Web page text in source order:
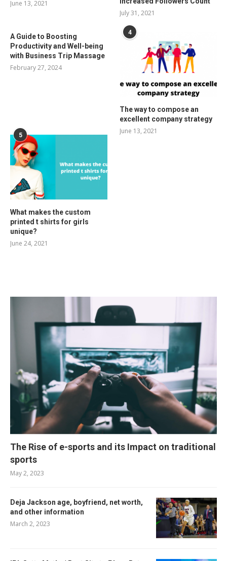
June 13, 2021
July 31, 2021
A Guide to Boosting
Productivity and Well-being
with Business Trip Massage
February 27, 2024
4
The way to compose an
excellent company strategy
June 13, 2021
5
What makes the custom
printed t shirts for girls
unique?
June 24, 2021
The Rise of e-sports and its Impact on traditional
sports
May 2, 2023
Deja Jackson age, boyfriend, net worth,
and other information
March 2, 2023